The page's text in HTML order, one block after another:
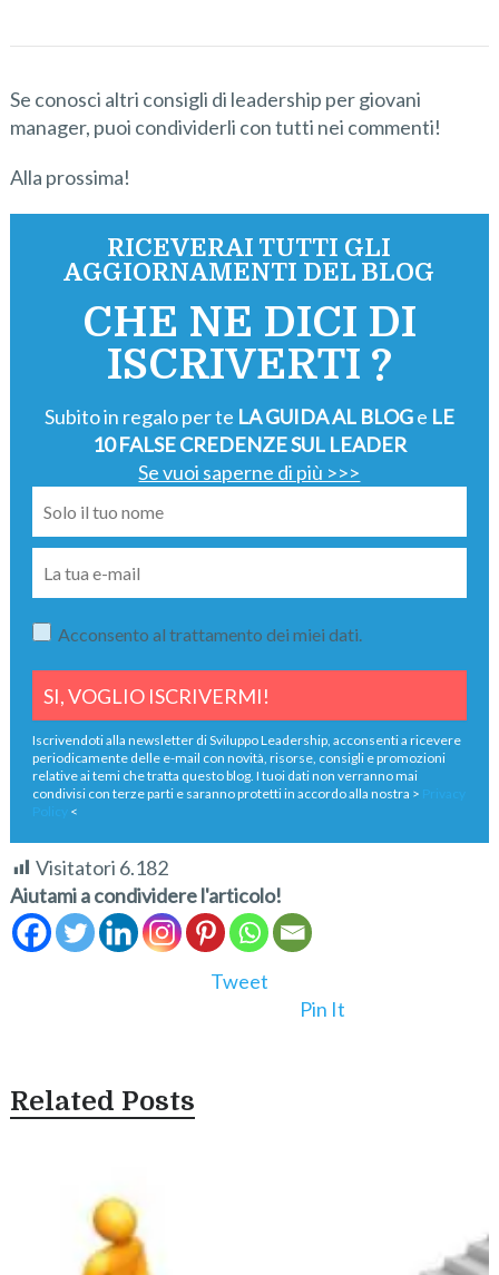
Se conosci altri consigli di leadership per giovani
manager, puoi condividerli con tutti nei commenti!
Alla prossima!
RICEVERAI TUTTI GLI
AGGIORNAMENTI DEL BLOG
CHE NE DICI DI
ISCRIVERTI ?
Subito in regalo per te LA GUIDA AL BLOGe LE
10 FALSE CREDENZE SUL LEADER
Se vuoi saperne di più >>>
Acconsento al trattamento dei miei dati.
Iscrivendoti alla newsletter di Sviluppo Leadership, acconsenti a ricevere
periodicamente delle e-mail con novità, risorse, consigli e promozioni
relative ai temi che tratta questo blog. I tuoi dati non verranno mai
condivisi con terze parti e saranno protetti in accordo alla nostra > Privacy
Policy
<
Visitatori 6.182
Aiutami a condividere l'articolo!
Tweet
Pin It
Related Posts